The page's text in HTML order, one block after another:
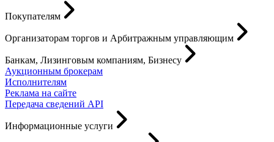
Покупателям
Организаторам торгов и Арбитражным управляющим
Банкам, Лизинговым компаниям, Бизнесу
Аукционным брокерам
Исполнителям
Реклама на сайте
Передача сведений API
Информационные услуги